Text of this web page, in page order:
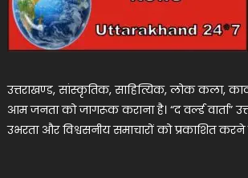
उत्तराखण्ड, सांस्कृतिक, साहित्यिक, लोक कला,
आम जनता को जागरूक कराना है। “द वर्ल्ड वार्ता”
उभरता और विश्वसनीय समाचारों को प्रकाशित करने